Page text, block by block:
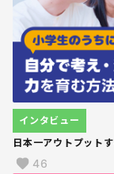
日本一アウトプット
インタビュー
46